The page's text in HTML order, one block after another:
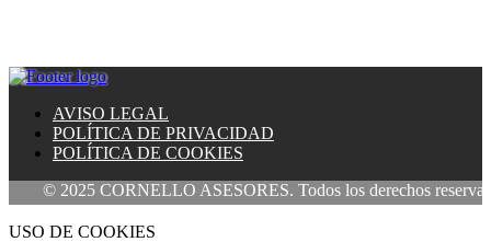
AVISO LEGAL
POLÍTICA DE PRIVACIDAD
POLÍTICA DE COOKIES
© 2025 CORNELLO ASESORES. Todos los derechos
USO DE COOKIES